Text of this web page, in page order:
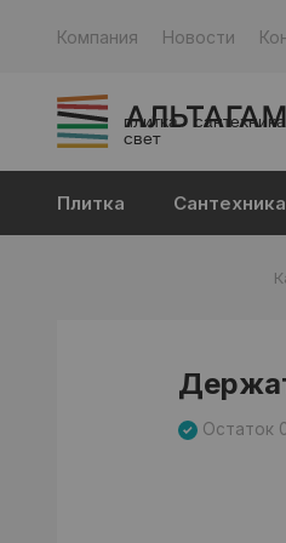
Компания Новости
плитка ·
свет
Плитка Сантехника
Остаток